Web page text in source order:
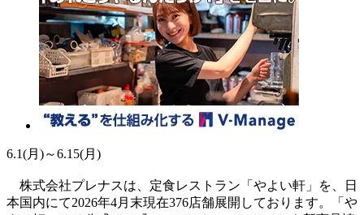
6.1(月)～6.15(月)
株式会社プレナスは、定食レストラン「やよい軒」を、日
本国内にて2026年4月末現在376店舗展開しております。「や